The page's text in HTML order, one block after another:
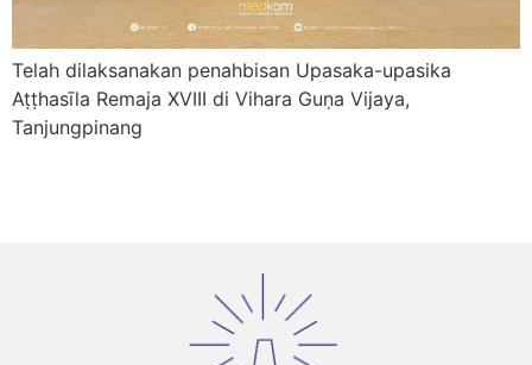
Telah dilaksanakan penahbisan Upasaka-upasika
Aṭṭhasīla Remaja XVIII di Vihara Guṇa Vijaya,
Tanjungpinang